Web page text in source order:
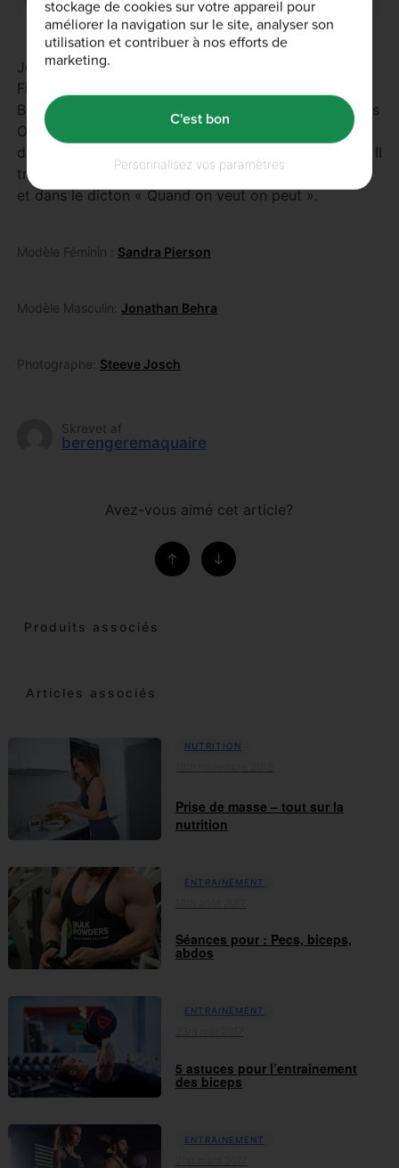
Jonathan Behra est un éducateur sportif et Manager
Fitness d’un club en Alsace. Passionné de
Bodybuilding, il est aussi un enthousiaste des courses
OCR et prend un réel plaisir à participer à ce genre
de compétitions demandant beaucoup de discipline. Il
trouve sa motivation personnelle dans ses ambitions
et dans le dicton « Quand on veut on peut ».
Modèle Féminin : Sandra Pierson
Modèle Masculin: Jonathan Behra
Photographe: Steeve Josch
Skrevet af
berengeremaquaire
Avez-vous aimé cet article?
Produits associés
Articles associés
NUTRITION
Prise de masse – tout sur la
nutrition
ENTRAINEMENT
Séances pour : Pecs, biceps,
abdos
ENTRAINEMENT
5 astuces pour l’entraînement
des biceps
ENTRAINEMENT
stockage de cookies sur votre appareil pour
améliorer la navigation sur le site, analyser son
utilisation et contribuer à nos efforts de
marketing.
Personnalisez vos paramètres
C'est bon